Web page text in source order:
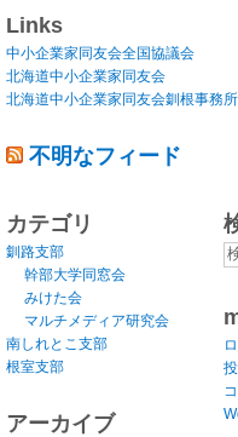
Links
中小企業家同友会全国協議会
北海道中小企業家同友会
北海道中小企業家同友会釧根事務所
不明なフィード
カテゴリ
釧路支部
幹部大学同窓会
みけた会
マルチメディア研究会
南しれとこ支部
根室支部
アーカイブ